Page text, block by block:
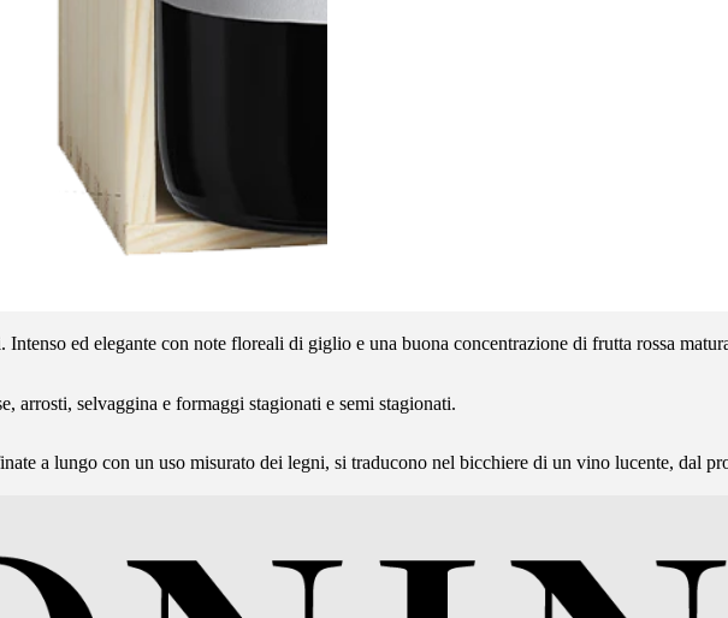
ed elegante con note floreali di giglio e una buona concentrazione di frutta rossa
arrosti, selvaggina e formaggi stagionati e semi stagionati.
a lungo con un uso misurato dei legni, si traducono nel bicchiere di un vino lucente, dal